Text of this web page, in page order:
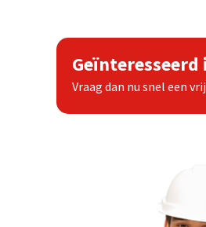
Geïnteresseerd
Vraag dan nu snel een